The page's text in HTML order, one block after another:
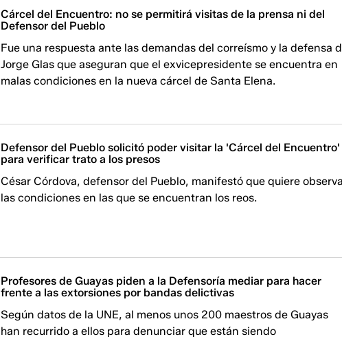
Cárcel del Encuentro: no se permitirá visitas de la prensa ni del
Defensor del Pueblo
Fue una respuesta ante las demandas del correísmo y la defensa
Jorge Glas que aseguran que el exvicepresidente se encuentra en
malas condiciones en la nueva cárcel de Santa Elena.
Defensor del Pueblo solicitó poder visitar la 'Cárcel del Encuentro'
para verificar trato a los presos
César Córdova, defensor del Pueblo, manifestó que quiere
las condiciones en las que se encuentran los reos.
Profesores de Guayas piden a la Defensoría mediar para hacer
frente a las extorsiones por bandas delictivas
Según datos de la UNE, al menos unos 200 maestros de Guayas
han recurrido a ellos para denunciar que están siendo